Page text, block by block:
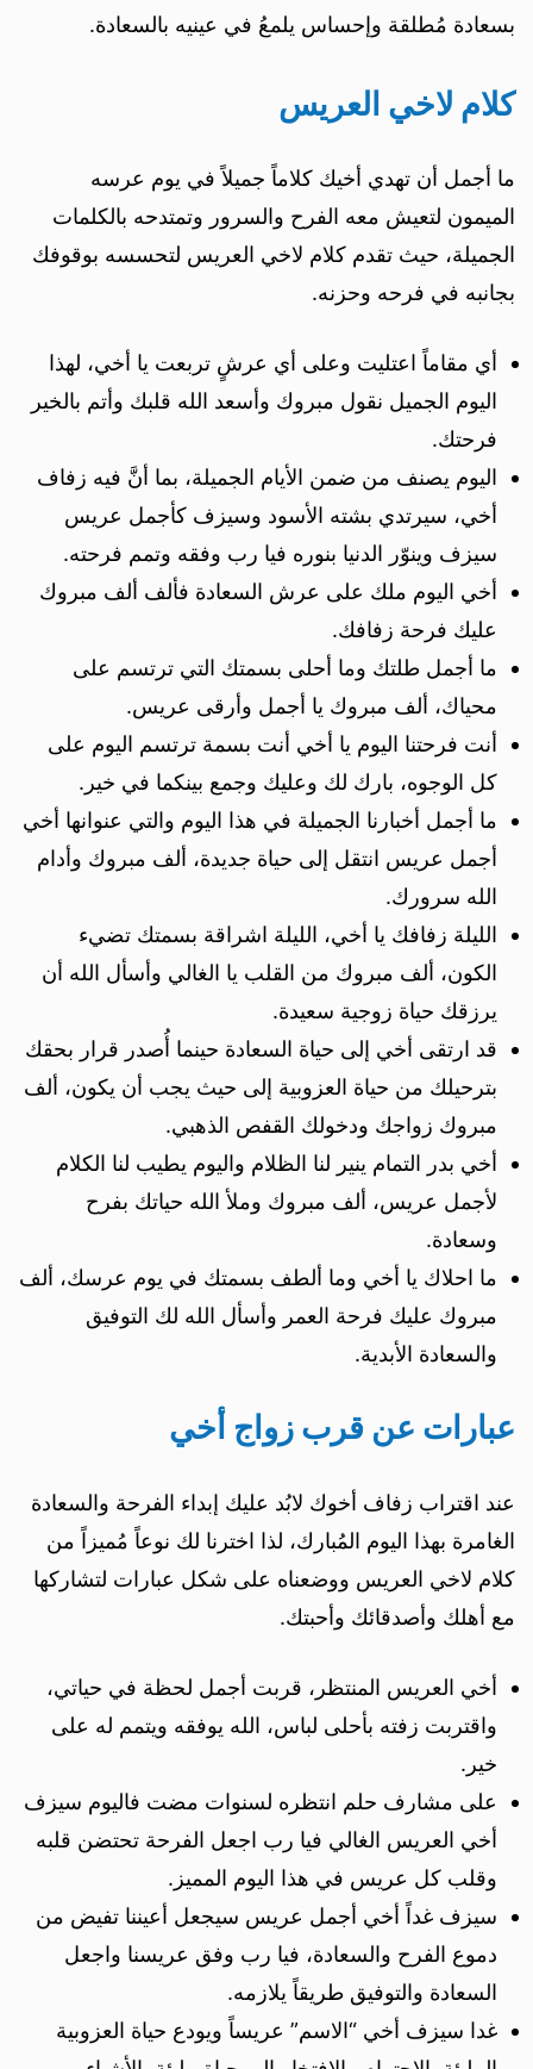
بسعادة مُطلقة وإحساس يلمعُ في عينيه بالسعادة.
كلام لاخي العريس
ما أجمل أن تهدي أخيك كلاماً جميلاً في يوم عرسه
الميمون لتعيش معه الفرح والسرور وتمتدحه بالكلمات
الجميلة، حيث تقدم كلام لاخي العريس لتحسسه بوقوفك
بجانبه في فرحه وحزنه.
أي مقاماً اعتليت وعلى أي عرشٍ تربعت يا أخي، لهذا
اليوم الجميل نقول مبروك وأسعد الله قلبك وأتم بالخير
فرحتك.
اليوم يصنف من ضمن الأيام الجميلة، بما أنَّ فيه زفاف
أخي، سيرتدي بشته الأسود وسيزف كأجمل عريس
سيزف وينوّر الدنيا بنوره فيا رب وفقه وتمم فرحته.
أخي اليوم ملك على عرش السعادة فألف ألف مبروك
عليك فرحة زفافك.
ما أجمل طلتك وما أحلى بسمتك التي ترتسم على
محياك، ألف مبروك يا أجمل وأرقى عريس.
أنت فرحتنا اليوم يا أخي أنت بسمة ترتسم اليوم على
كل الوجوه، بارك لك وعليك وجمع بينكما في خير.
ما أجمل أخبارنا الجميلة في هذا اليوم والتي عنوانها أخي
أجمل عريس انتقل إلى حياة جديدة، ألف مبروك وأدام
الله سرورك.
الليلة زفافك يا أخي، الليلة اشراقة بسمتك تضيء
الكون، ألف مبروك من القلب يا الغالي وأسأل الله أن
يرزقك حياة زوجية سعيدة.
قد ارتقى أخي إلى حياة السعادة حينما أُصدر قرار بحقك
بترحيلك من حياة العزوبية إلى حيث يجب أن يكون، ألف
مبروك زواجك ودخولك القفص الذهبي.
أخي بدر التمام ينير لنا الظلام واليوم يطيب لنا الكلام
لأجمل عريس، ألف مبروك وملأ الله حياتك بفرح
وسعادة.
ما احلاك يا أخي وما ألطف بسمتك في يوم عرسك، ألف
مبروك عليك فرحة العمر وأسأل الله لك التوفيق
والسعادة الأبدية.
عبارات عن قرب زواج أخي
عند اقتراب زفاف أخوك لابُد عليك إبداء الفرحة والسعادة
الغامرة بهذا اليوم المُبارك، لذا اخترنا لك نوعاً مُميزاً من
كلام لاخي العريس ووضعناه على شكل عبارات لتشاركها
مع أهلك وأصدقائك وأحبتك.
أخي العريس المنتظر، قربت أجمل لحظة في حياتي،
واقتربت زفته بأحلى لباس، الله يوفقه ويتمم له على
خير.
على مشارف حلم انتظره لسنوات مضت فاليوم سيزف
أخي العريس الغالي فيا رب اجعل الفرحة تحتضن قلبه
وقلب كل عريس في هذا اليوم المميز.
سيزف غداً أخي أجمل عريس سيجعل أعيننا تفيض من
دموع الفرح والسعادة، فيا رب وفق عريسنا واجعل
السعادة والتوفيق طريقاً يلازمه.
غدا سيزف أخي “الاسم” عريساً ويودع حياة العزوبية